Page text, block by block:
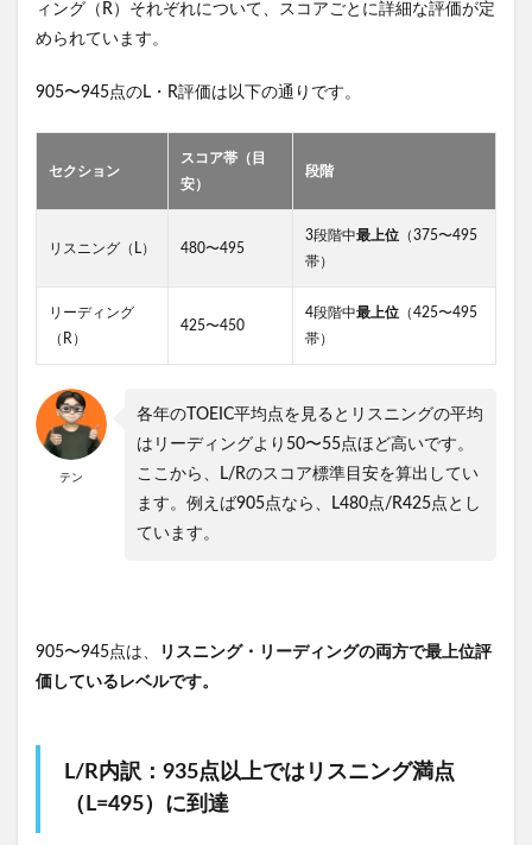
ィング（R）それぞれについて、スコアごとに詳細な評価が定
められています。
905〜945点のL・R評価は以下の通りです。
セクション
スコア帯（目
安）
段階
リスニング（L） 480〜495
3段階中最上位 （375〜495
帯）
リーディング
（R）
425〜450
4段階中最上位 （425〜495
帯）
テン
各年のTOEIC平均点を見るとリスニングの平均
はリーディングより50〜55点ほど高いです。
ここから、L/Rのスコア標準目安を算出してい
ます。例えば905点なら、L480点/R425点とし
ています。
905〜945点は、
リスニング・リーディングの両方で最上位評
価しているレベルです。
L/R内訳：935点以上ではリスニング満点
（L=495）に到達